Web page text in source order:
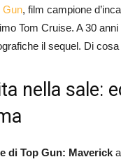
Gun, film campione
Tom Cruise. A 30
il sequel. Di
nella sale:
di Top Gun: Maverick